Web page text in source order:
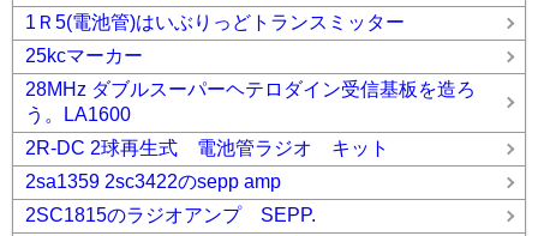
1Ｒ5(電池管)はいぶりっどトランスミッター
25kcマーカー
28MHz ダブルスーパーヘテロダイン受信基板を造ろ
う。LA1600
2R-DC 2球再生式 電池管ラジオ キット
2sa1359 2sc3422のsepp amp
2SC1815のラジオアンプ SEPP.